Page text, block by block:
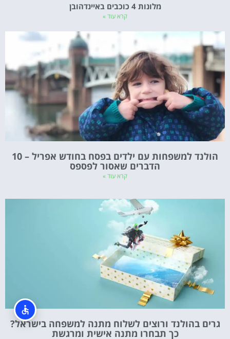
מלונות 4 כוכבים באיינדהובן
קרא עוד »
הולנד למשפחות עם ילדים בפסח בחודש אפריל – 10
הדברים שאסור לפספס
קרא עוד »
גרים בהולנד ורוצים לשלוח מתנה למשפחה בישראל?
כך תבחרו מתנה אישית ומרגשת